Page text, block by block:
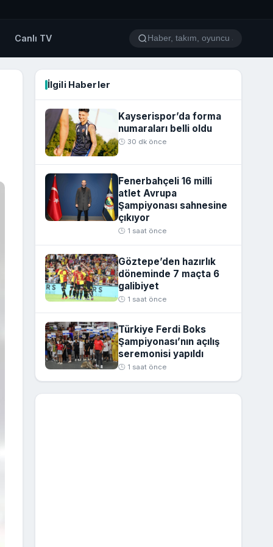
Canlı TV
İlgili Haberler
Kayserispor’da forma
numaraları belli oldu
🕒 30 dk önce
Fenerbahçeli 16 milli
atlet Avrupa
Şampiyonası sahnesine
çıkıyor
🕒 1 saat önce
Göztepe’den hazırlık
döneminde 7 maçta 6
galibiyet
🕒 1 saat önce
Türkiye Ferdi Boks
Şampiyonası’nın açılış
seremonisi yapıldı
🕒 1 saat önce